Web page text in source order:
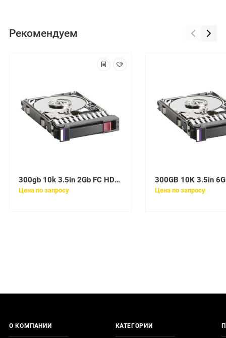
Рекомендуем
300gb 10k 3.5in 2Gb FC HDD for CX
Цена по запросу Цена по запросу
О КОМПАНИИ КАТЕГОРИИ